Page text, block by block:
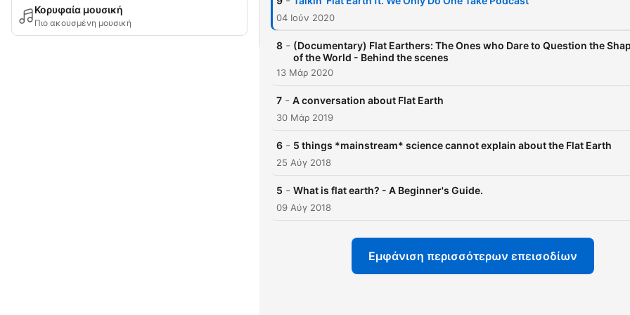
Κορυφαία μουσική
Πιο ακουσμένη μουσική 04 Ιούν 2020
8 - (Documentary) Flat Earthers: The Ones who Dare to Question the
of the World - Behind the scenes
13 Μάρ 2020
7 - A conversation about Flat Earth
30 Μάρ 2019
6 - 5 things *mainstream* science cannot explain about the Flat Earth
25 Αύγ 2018
5 - What is flat earth? - A Beginner's Guide.
09 Αύγ 2018
Εμφάνιση περισσότερων επεισοδίων